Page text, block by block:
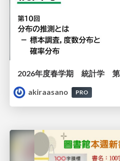
akiraasano
PRO